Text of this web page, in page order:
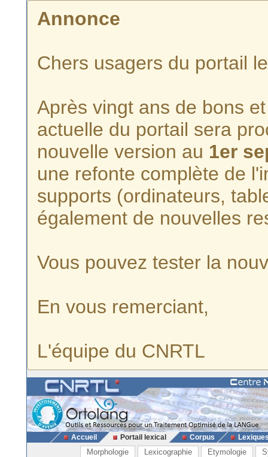
Annonce
Chers usagers du portail
Après vingt ans de bons
actuelle du portail sera
nouvelle version au 1er
une refonte complète de
supports (ordinateurs,
également de nouvelles
Vous pouvez tester la
En vous remerciant,
L'équipe du CNRTL
Accueil Portail lexical Corpus
Morphologie Lexicographie Etymologie